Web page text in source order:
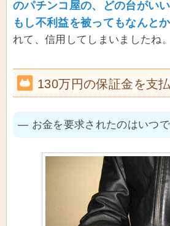
のパチンコ屋の、どの台がい
もし不利益を被ってもなんとか
れて、信用してしまいましたね。
130万円の保証金を支
― お金を要求されたのはいつで